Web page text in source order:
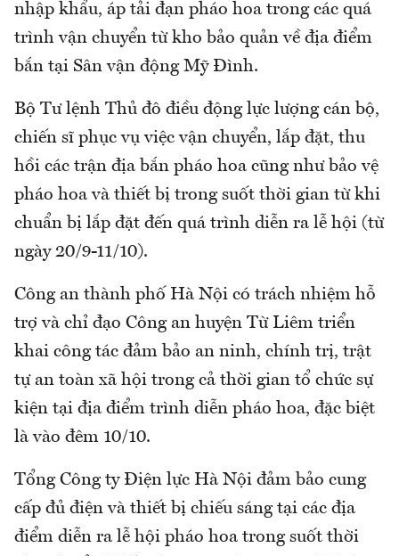
nhập khẩu, áp tải đạn pháo hoa trong các quá
trình vận chuyển từ kho bảo quản về địa điểm
bắn tại Sân vận động Mỹ Đình.
Bộ Tư lệnh Thủ đô điều động lực lượng cán bộ,
chiến sĩ phục vụ việc vận chuyển, lắp đặt, thu
hồi các trận địa bắn pháo hoa cũng như bảo vệ
pháo hoa và thiết bị trong suốt thời gian từ khi
chuẩn bị lắp đặt đến quá trình diễn ra lễ hội (từ
ngày 20/9-11/10).
Công an thành phố Hà Nội có trách nhiệm hỗ
trợ và chỉ đạo Công an huyện Từ Liêm triển
khai công tác đảm bảo an ninh, chính trị, trật
tự an toàn xã hội trong cả thời gian tổ chức sự
kiện tại địa điểm trình diễn pháo hoa, đặc biệt
là vào đêm 10/10.
Tổng Công ty Điện lực Hà Nội đảm bảo cung
cấp đủ điện và thiết bị chiếu sáng tại các địa
điểm diễn ra lễ hội pháo hoa trong suốt thời